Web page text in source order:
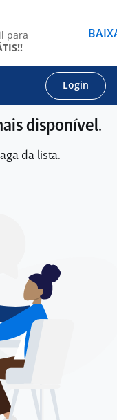
Login
disponível.
da lista.
para